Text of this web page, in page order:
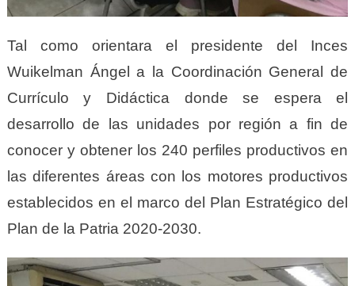
Tal como orientara el presidente del Inces
Wuikelman Ángel a la Coordinación General de
Currículo y Didáctica donde se espera el
desarrollo de las unidades por región a fin de
conocer y obtener los 240 perfiles productivos en
las diferentes áreas con los motores productivos
establecidos en el marco del Plan Estratégico del
Plan de la Patria 2020-2030.